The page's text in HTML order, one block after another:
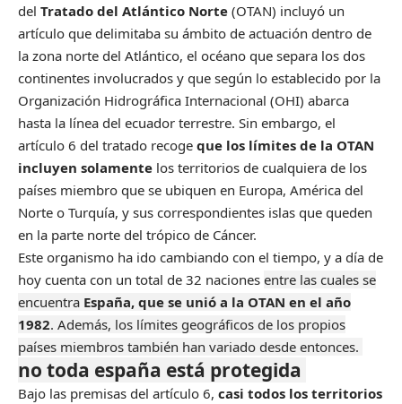
del Tratado del Atlántico Norte (OTAN) incluyó un
artículo que delimitaba su ámbito de actuación dentro de
la zona norte del Atlántico, el océano que separa los dos
continentes involucrados y que según lo establecido por la
Organización Hidrográfica Internacional (OHI) abarca
hasta la línea del ecuador terrestre. Sin embargo, el
artículo 6 del tratado recoge que los límites de la OTAN
incluyen solamente los territorios de cualquiera de los
países miembro que se ubiquen en Europa, América del
Norte o Turquía, y sus correspondientes islas que queden
en la parte norte del trópico de Cáncer.
Este organismo ha ido cambiando con el tiempo, y a día de
hoy cuenta con un total de 32 naciones entre las cuales se
encuentra España, que se unió a la OTAN en el año
1982. Además, los límites geográficos de los propios
países miembros también han variado desde entonces.
no toda españa está protegida
Bajo las premisas del artículo 6, casi todos los territorios